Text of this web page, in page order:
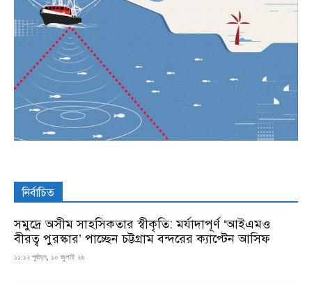
নির্বাচিত
সমুদ্রে অসীম সাহসিকতার স্বীকৃতি: মর্যাদাপূর্ণ ‘আইএমও
বীরত্ব পুরস্কার’ পাচ্ছেন চট্টগ্রাম বন্দরের ক্যাপ্টেন আসিফ
১১:১২ পূর্বাহ্ন, ১০ জুলাই ২৬